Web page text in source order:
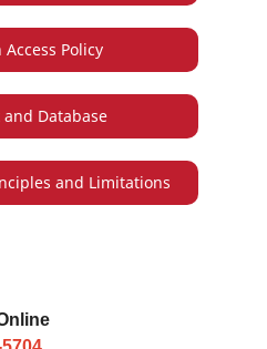
Access Policy
Database
and Limitations